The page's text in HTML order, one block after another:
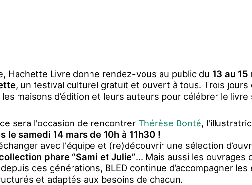
Hachette Livre donne rendez-vous au public du 13 au
, un festival culturel gratuit et ouvert à tous. Trois
maisons d’édition et leurs auteurs pour célébrer le
sera l'occasion de rencontrer Thérèse Bonté,
le samedi 14 mars de 10h à 11h30 !
avec l'équipe et (re)découvrir une sélection
phare “Sami et Julie”... Mais aussi les ouvrages
des générations, BLED continue d’accompagner
et adaptés aux besoins de chacun.